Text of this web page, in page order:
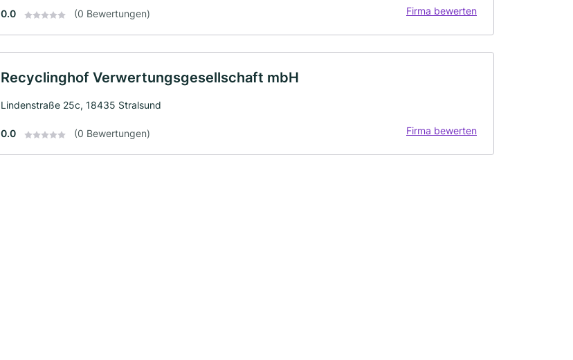
0.0 (0 Bewertungen) Firma bewerten
Recyclinghof Verwertungsgesellschaft mbH
Lindenstraße 25c, 18435 Stralsund
0.0 (0 Bewertungen) Firma bewerten